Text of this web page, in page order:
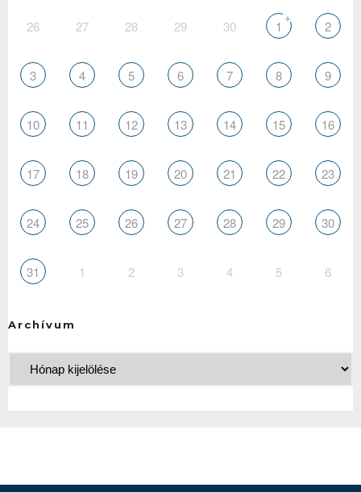
26 27 28 29 30 1
+
2
3 4 5 6 7 8 9
10 11 12 13 14 15 16
17 18 19 20 21 22 23
24 25 26 27 28 29 30
31 1 2 3 4 5 6
Archívum